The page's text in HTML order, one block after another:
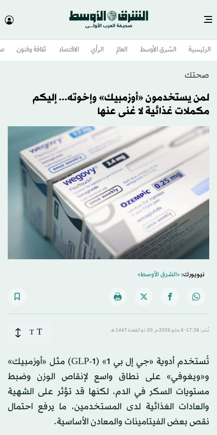
الرئيسية الشرق الأوسط​ العالم الرأي الاقتصاد ثقافة وفنون
صحتك
لمن يستخدمون «أوزمبيك» وإخوته... إليكم
مكملات غذائية لا غنى عنها
نيويورك:«الشرق الأوسط»
نُشر: 17:38-6 مايو 2026 م ـ 20 ذو القِعدة 1447 هـ T
T
تُستخدم أدوية «جي إل بي 1» (GLP-1) مثل «أوزمبيك»
و«ويغوفي» على نطاق واسع لإنقاص الوزن وضبط
مستويات السكر في الدم، لكنها قد تؤثر على الشهية
والعادات الغذائية لدى المستخدمين، ما يرفع احتمال
نقص بعض الفيتامينات والمعادن الأساسية.